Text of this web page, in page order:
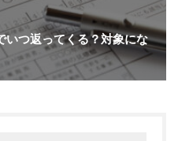
いつ返ってくる？対象にな